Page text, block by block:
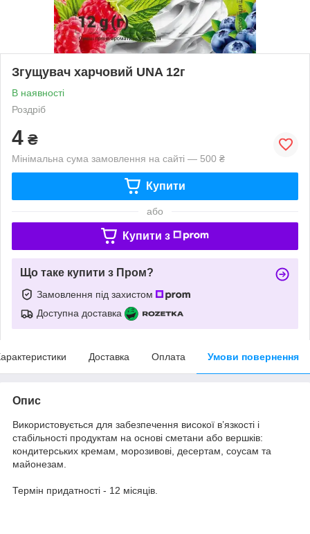
Згущувач харчовий UNA 12г
В наявності
Роздріб
4 ₴
Мінімальна сума замовлення на сайті — 500 ₴
Купити
або
Купити з
Що таке купити з Пром?
Замовлення під захистом
Доступна доставка
Доставка Оплата Умови повернення
Опис
Використовується для забезпечення високої в’язкості і
стабільності продуктам на основі сметани або вершків:
кондитерських кремам, морозивові, десертам, соусам та
майонезам.
Термін придатності - 12 місяців.